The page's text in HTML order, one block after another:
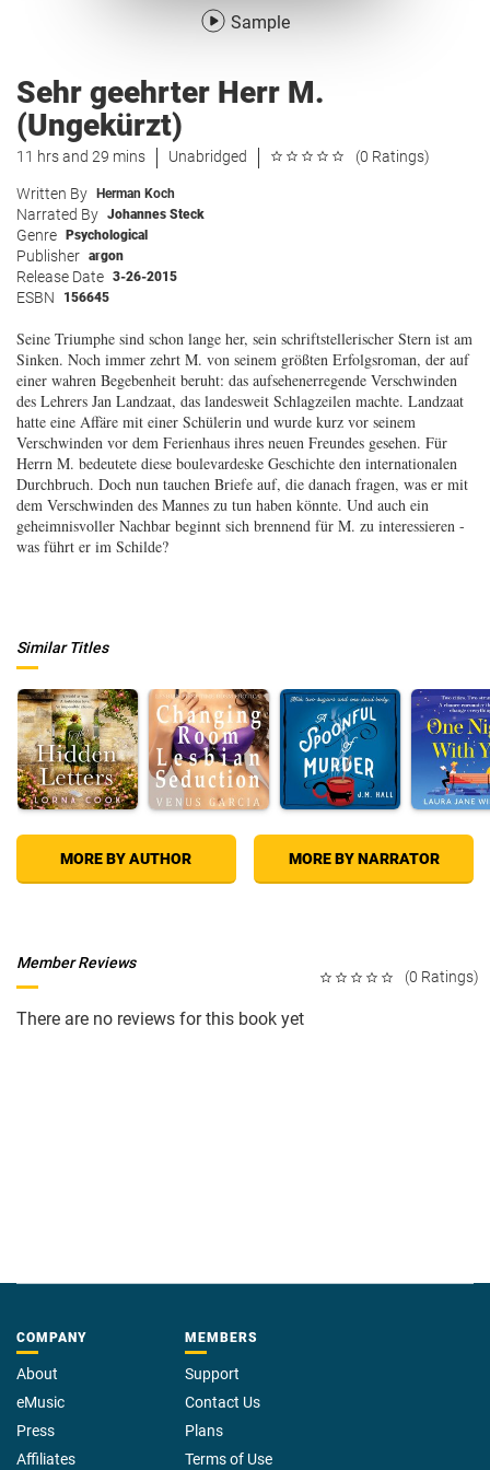
Sample
Sehr geehrter Herr M.
(Ungekürzt)
11 hrs and 29 mins Unabridged (0 Ratings)
Written By Herman Koch
Narrated By Johannes Steck
Genre Psychological
Publisher argon
Release Date 3-26-2015
ESBN 156645
Seine Triumphe sind schon lange her, sein schriftstellerischer Stern ist am
Sinken. Noch immer zehrt M. von seinem größten Erfolgsroman, der auf
einer wahren Begebenheit beruht: das aufsehenerregende Verschwinden
des Lehrers Jan Landzaat, das landesweit Schlagzeilen machte. Landzaat
hatte eine Affäre mit einer Schülerin und wurde kurz vor seinem
Verschwinden vor dem Ferienhaus ihres neuen Freundes gesehen. Für
Herrn M. bedeutete diese boulevardeske Geschichte den internationalen
Durchbruch. Doch nun tauchen Briefe auf, die danach fragen, was er mit
dem Verschwinden des Mannes zu tun haben könnte. Und auch ein
geheimnisvoller Nachbar beginnt sich brennend für M. zu interessieren -
was führt er im Schilde?
Similar Titles
MORE BY AUTHOR MORE BY NARRATOR
(0 Ratings)
Member Reviews
There are no reviews for this book yet
COMPANY
About
eMusic
Press
Affiliates
MEMBERS
Support
Contact Us
Plans
Terms of Use